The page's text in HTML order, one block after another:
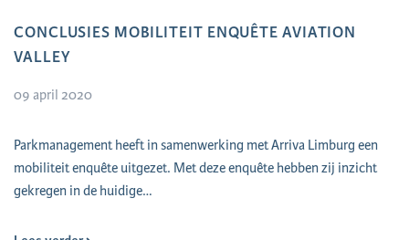
CONCLUSIES MOBILITEIT ENQUÊTE AVIATION
VALLEY
09 april 2020
Parkmanagement heeft in samenwerking met Arriva Limburg een
mobiliteit enquête uitgezet. Met deze enquête hebben zij inzicht
gekregen in de huidige…